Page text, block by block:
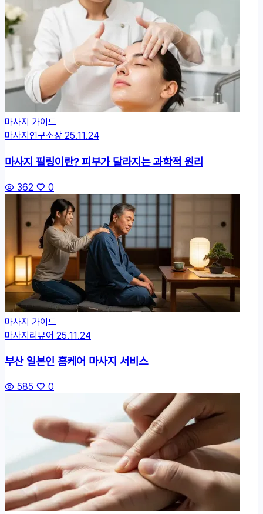
마사지 가이드
마사지연구소장25.11.24
마사지 필링이란? 피부가 달라지는 과학적 원리
362 0
마사지 가이드
마사지리뷰어 25.11.24
부산 일본인 홈케어 마사지 서비스
585 0